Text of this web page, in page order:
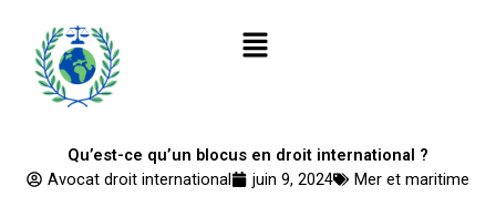
contenu
Menu
Qu’est-ce qu’un blocus en droit international ?
Avocat droit international
juin 9, 2024 Mer et maritime